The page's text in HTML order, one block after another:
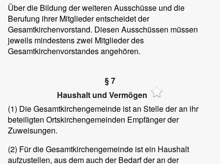
Über die Bildung der weiteren Ausschüsse und die
Berufung ihrer Mitglieder entscheidet der
Gesamtkirchenvorstand. Diesen Ausschüssen müssen
jeweils mindestens zwei Mitglieder des
Gesamtkirchenvorstandes angehören.
§ 7
Haushalt und Vermögen
(1) Die Gesamtkirchengemeinde ist an Stelle der an ihr
beteiligten Ortskirchengemeinden Empfänger der
Zuweisungen.
(2) Für die Gesamtkirchengemeinde ist ein Haushalt
aufzustellen, aus dem auch der Bedarf der an der